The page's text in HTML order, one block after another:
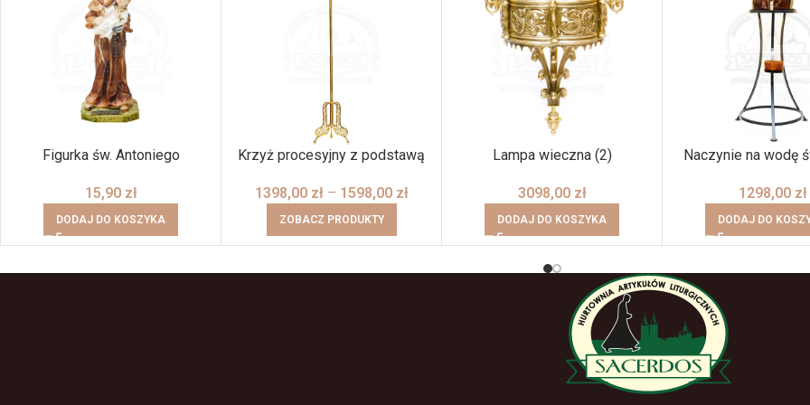
Figurka św. Antoniego
15,90 zł
DODAJ DO KOSZYKA
Krzyż procesyjny z podstawą
1398,00 zł – 1598,00 zł
ZOBACZ PRODUKTY
Lampa wieczna (2)
3098,00 zł
DODAJ DO KOSZYKA
Naczynie na wodę
1298,00 zł
DODAJ DO